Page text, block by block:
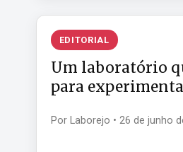
EDITORIAL
Um laboratório
para
Por Laborejo • 26 de junho